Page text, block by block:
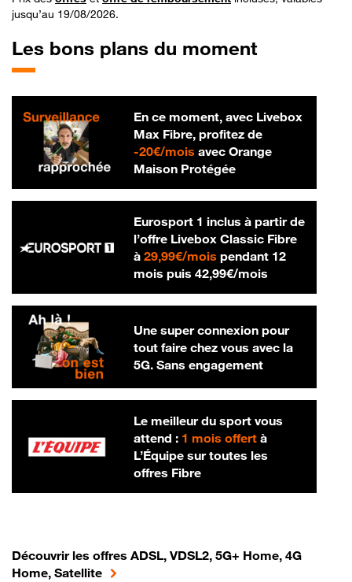
jusqu’au 19/08/2026.
Les bons plans du moment
En ce moment, avec Livebox
Max Fibre, profitez de
-20€/mois20 € par mois
avec Orange
Maison Protégée
Eurosport 1 inclus à partir de
l’offre Livebox Classic Fibre
à 29,99€/mois29,99 € par mois
pendant 12
mois puis 42,99€/mois42,99 € par
Une super connexion pour
tout faire chez vous avec la
5G. Sans engagement
Le meilleur du sport vous
attend : 1 mois offertà
L’Équipe sur toutes les
offres Fibre
Découvrir les offres ADSL, VDSL2, 5G+ Home, 4G
Home, Satellite